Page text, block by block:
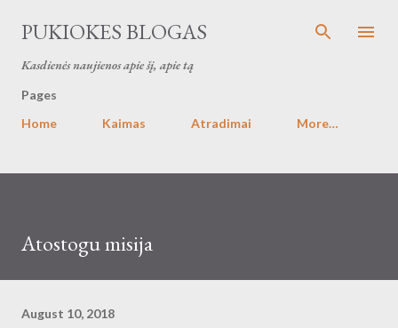
Skip to main content
PUKIOKES BLOGAS
Kasdienės naujienos apie šį, apie tą
Pages
Home
Kaimas Atradimai More…
Atostogu misija
August 10, 2018